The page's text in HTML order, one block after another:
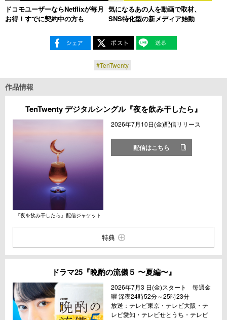
ドコモユーザーならNetflixが毎月
お得！すでに契約中の方も
気になるあの人を動画で取材、
SNS特化型の新メディア始動
#TenTwenty
作品情報
TenTwenty デジタルシングル『夜を飲み干したら』
『夜を飲み干したら』配信ジャケット
2026年7月10日(金)配信リリース
配信はこちら
特典
ドラマ25『晩酌の流儀５ 〜夏編〜』
2026年7月3 日(金)スタート 毎週金
曜 深夜24時52分～25時23分
放送：テレビ東京・テレビ大阪・テ
レビ愛知・テレビせとうち・テレビ